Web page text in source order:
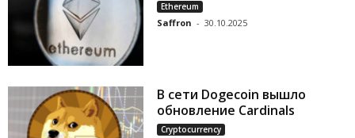
Ethereum
Saffron - 30.10.2025
В сети Dogecoin вышло
обновление Cardinals
Cryptocurrency